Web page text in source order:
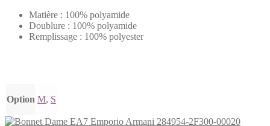
Matière : 100% polyamide
Doublure : 100% polyamide
Remplissage : 100% polyester
Option M, S